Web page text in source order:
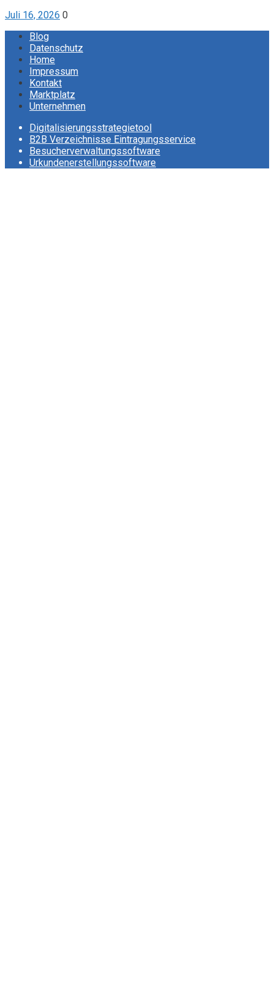
Juli 16, 2026 0
Blog
Datenschutz
Home
Impressum
Kontakt
Marktplatz
Unternehmen
Digitalisierungsstrategietool
B2B Verzeichnisse Eintragungsservice
Besucherverwaltungssoftware
Urkundenerstellungssoftware